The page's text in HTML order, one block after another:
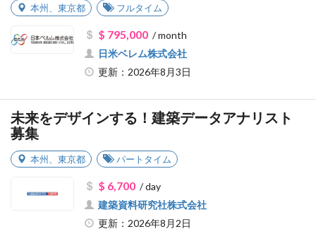
本州 東京都 フルタイム
$ 795,000/ month
日米ベレム株式会社
更新：2026年8月3日
未来をデザインする！建築データアナリスト
募集
本州 東京都 パートタイム
$ 6,700/ day
建築資料研究社株式会社
更新：2026年8月2日